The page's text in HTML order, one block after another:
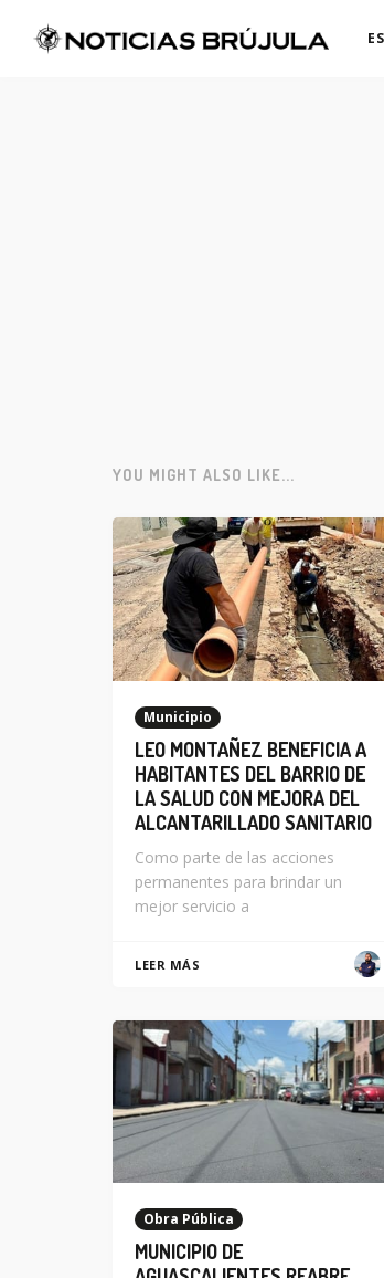
YOU MIGHT ALSO LIKE...
Municipio
LEO MONTAÑEZ BENEFICIA A
HABITANTES DEL BARRIO DE
LA SALUD CON MEJORA DEL
ALCANTARILLADO SANITARIO
Como parte de las acciones
permanentes para brindar un
mejor servicio a
LEER MÁS
Obra Pública
MUNICIPIO DE